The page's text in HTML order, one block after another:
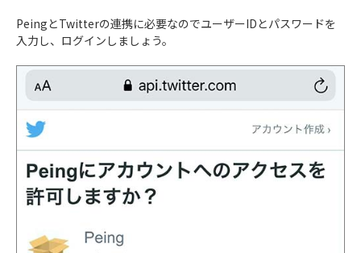
PeingとTwitterの連携に必要なのでユーザーIDとパスワードを
入力し、ログインしましょう。